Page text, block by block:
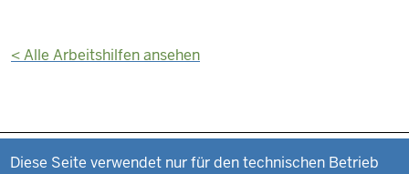
Diese Seite verwendet nur für den technischen Betrieb
<Alle Arbeitshilfen ansehen
Fußzeile Impressum